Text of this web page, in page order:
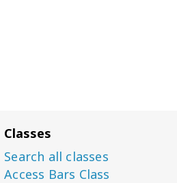
Classes
Search all classes
Access Bars Class